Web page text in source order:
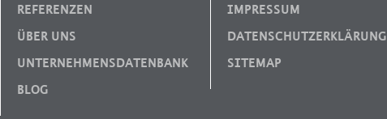
REFERENZEN
ÜBER UNS
UNTERNEHMENSDATENBANK
BLOG
IMPRESSUM
DATENSCHUTZERKLÄRUNG
SITEMAP